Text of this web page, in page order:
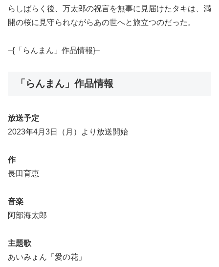
らしばらく後、万太郎の祝言を無事に見届けたタキは、満
開の桜に見守られながらあの世へと旅立つのだった。
–{「らんまん」作品情報}–
「らんまん」作品情報
放送予定
2023年4月3日（月）より放送開始
作
長田育恵
音楽
阿部海太郎
主題歌
あいみょん「愛の花」